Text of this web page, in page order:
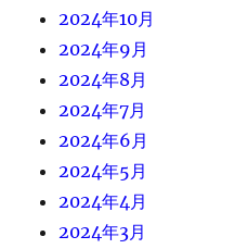
2024年10月
2024年9月
2024年8月
2024年7月
2024年6月
2024年5月
2024年4月
2024年3月